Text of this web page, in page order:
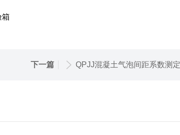
下一篇 QPJJ混凝土气泡间距系数测